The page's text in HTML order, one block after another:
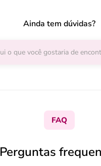
Ainda tem dúvidas?
FAQ
Perguntas